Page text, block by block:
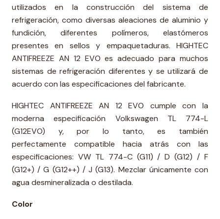
utilizados en la construcción del sistema de
refrigeración, como diversas aleaciones de aluminio y
fundición, diferentes polímeros, elastómeros
presentes en sellos y empaquetaduras. HIGHTEC
ANTIFREEZE AN 12 EVO es adecuado para muchos
sistemas de refrigeración diferentes y se utilizará de
acuerdo con las especificaciones del fabricante.
HIGHTEC ANTIFREEZE AN 12 EVO cumple con la
moderna especificación Volkswagen TL 774-L
(G12EVO) y, por lo tanto, es también
perfectamente compatible hacia atrás con las
especificaciones: VW TL 774-C (G11) / D (G12) / F
(G12+) / G (G12++) / J (G13). Mezclar únicamente con
agua desmineralizada o destilada.
Color